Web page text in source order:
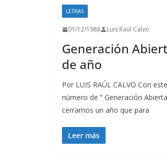
LETRAS
01/12/1988 Luis Raúl Calvo
Generación
de año
Por LUIS RAÚL CALVO Con
número de ” Generación
cerramos un año que para
Leer más